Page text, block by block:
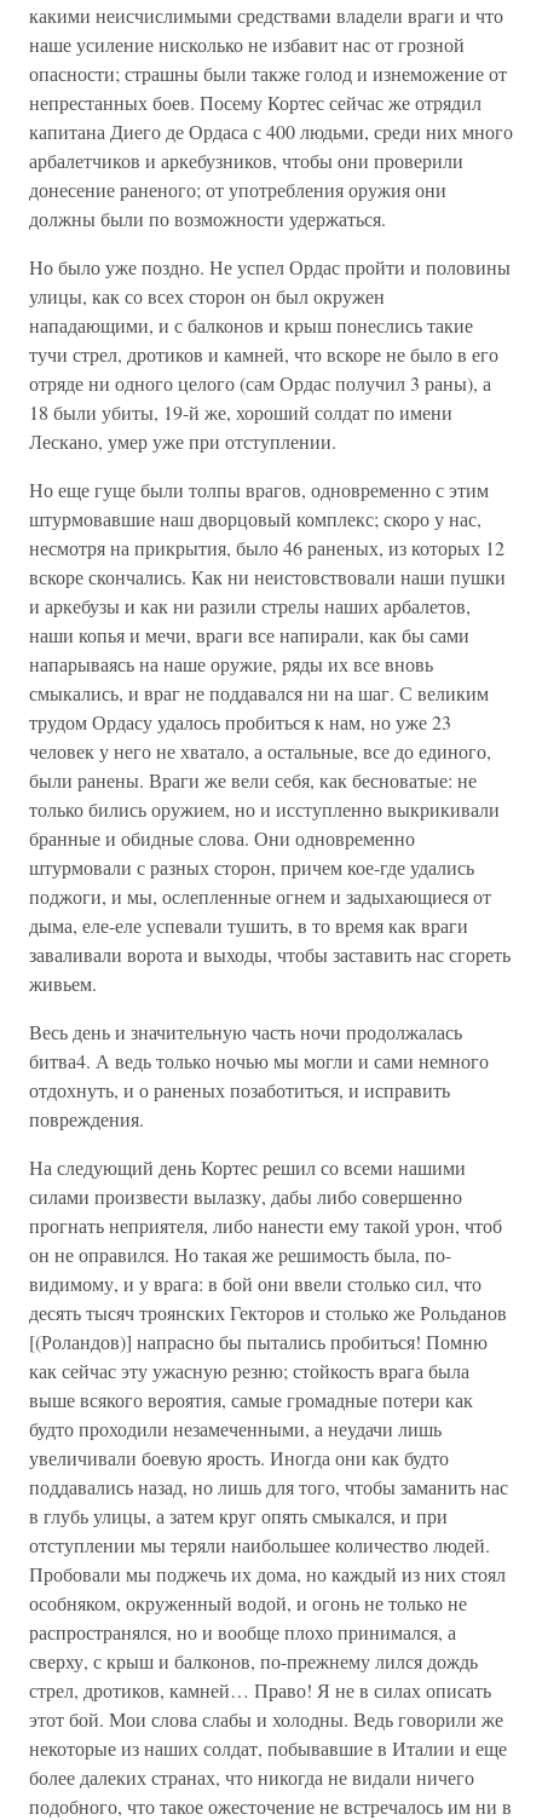
какими неисчислимыми средствами владели враги и что
наше усиление нисколько не избавит нас от грозной
опасности; страшны были также голод и изнеможение от
непрестанных боев. Посему Кортес сейчас же отрядил
капитана Диего де Ордаса с 400 людьми, среди них много
арбалетчиков и аркебузников, чтобы они проверили
донесение раненого; от употребления оружия они
должны были по возможности удержаться.
Но было уже поздно. Не успел Ордас пройти и половины
улицы, как со всех сторон он был окружен
нападающими, и с балконов и крыш понеслись такие
тучи стрел, дротиков и камней, что вскоре не было в его
отряде ни одного целого (сам Ордас получил 3 раны), а
18 были убиты, 19-й же, хороший солдат по имени
Лескано, умер уже при отступлении.
Но еще гуще были толпы врагов, одновременно с этим
штурмовавшие наш дворцовый комплекс; скоро у нас,
несмотря на прикрытия, было 46 раненых, из которых 12
вскоре скончались. Как ни неистовствовали наши пушки
и аркебузы и как ни разили стрелы наших арбалетов,
наши копья и мечи, враги все напирали, как бы сами
напарываясь на наше оружие, ряды их все вновь
смыкались, и враг не поддавался ни на шаг. С великим
трудом Ордасу удалось пробиться к нам, но уже 23
человек у него не хватало, а остальные, все до единого,
были ранены. Враги же вели себя, как бесноватые: не
только бились оружием, но и исступленно выкрикивали
бранные и обидные слова. Они одновременно
штурмовали с разных сторон, причем кое-где удались
поджоги, и мы, ослепленные огнем и задыхающиеся от
дыма, еле-еле успевали тушить, в то время как враги
заваливали ворота и выходы, чтобы заставить нас сгореть
живьем.
Весь день и значительную часть ночи продолжалась
битва4. А ведь только ночью мы могли и сами немного
отдохнуть, и о раненых позаботиться, и исправить
повреждения.
На следующий день Кортес решил со всеми нашими
силами произвести вылазку, дабы либо совершенно
прогнать неприятеля, либо нанести ему такой урон, чтоб
он не оправился. Но такая же решимость была, по-
видимому, и у врага: в бой они ввели столько сил, что
десять тысяч троянских Гекторов и столько же Рольданов
[(Роландов)] напрасно бы пытались пробиться! Помню
как сейчас эту ужасную резню; стойкость врага была
выше всякого вероятия, самые громадные потери как
будто проходили незамеченными, а неудачи лишь
увеличивали боевую ярость. Иногда они как будто
поддавались назад, но лишь для того, чтобы заманить нас
в глубь улицы, а затем круг опять смыкался, и при
отступлении мы теряли наибольшее количество людей.
Пробовали мы поджечь их дома, но каждый из них стоял
особняком, окруженный водой, и огонь не только не
распространялся, но и вообще плохо принимался, а
сверху, с крыш и балконов, по-прежнему лился дождь
стрел, дротиков, камней… Право! Я не в силах описать
этот бой. Мои слова слабы и холодны. Ведь говорили же
некоторые из наших солдат, побывавшие в Италии и еще
более далеких странах, что никогда не видали ничего
подобного, что такое ожесточение не встречалось им ни в